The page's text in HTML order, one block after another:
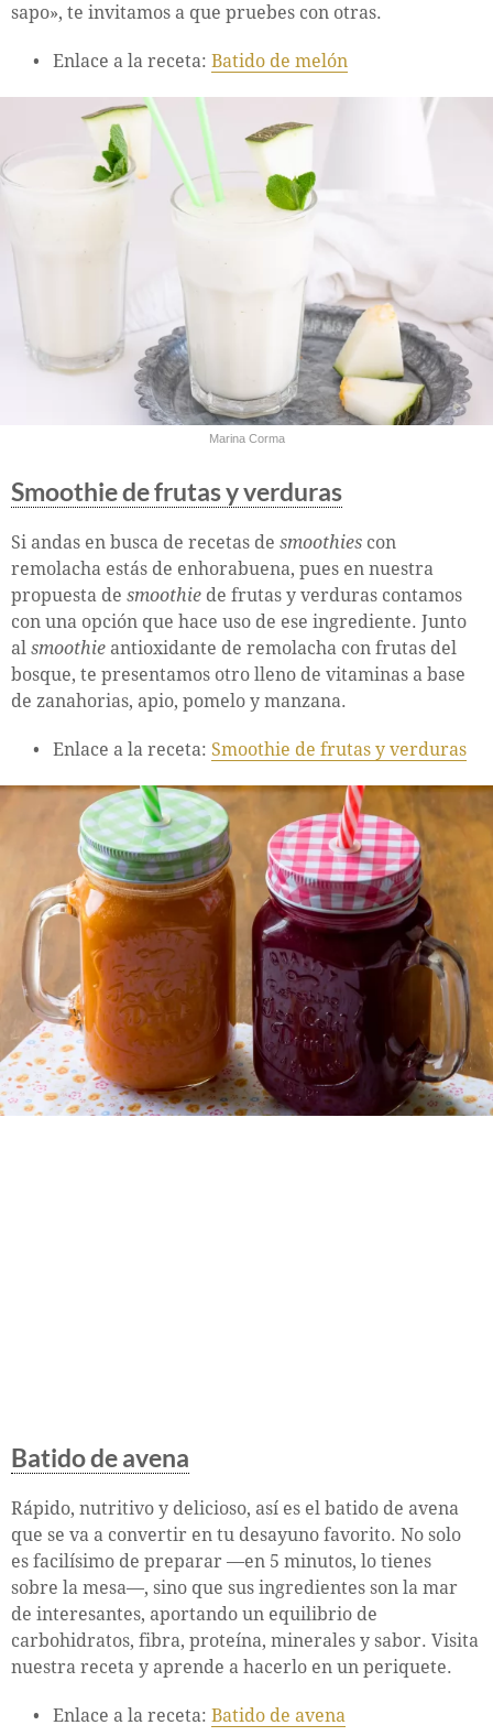
sapo», te invitamos a que pruebes con otras.
Enlace a la receta: Batido de melón
Marina Corma
Smoothie de frutas y verduras
Si andas en busca de recetas de smoothies con
remolacha estás de enhorabuena, pues en nuestra
propuesta de smoothie de frutas y verduras contamos
con una opción que hace uso de ese ingrediente. Junto
al smoothie antioxidante de remolacha con frutas del
bosque, te presentamos otro lleno de vitaminas a base
de zanahorias, apio, pomelo y manzana.
Enlace a la receta: Smoothie de frutas y verduras
Batido de avena
Rápido, nutritivo y delicioso, así es el batido de avena
que se va a convertir en tu desayuno favorito. No solo
es facilísimo de preparar —en 5 minutos, lo tienes
sobre la mesa—, sino que sus ingredientes son la mar
de interesantes, aportando un equilibrio de
carbohidratos, fibra, proteína, minerales y sabor. Visita
nuestra receta y aprende a hacerlo en un periquete.
Enlace a la receta: Batido de avena